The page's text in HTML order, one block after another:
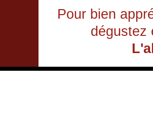
Pour bien
dégustez